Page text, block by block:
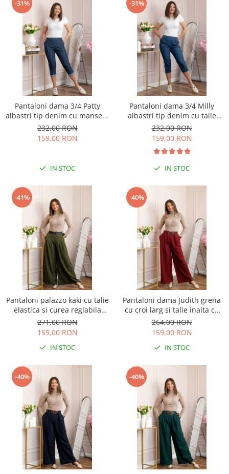
-31%
Pantaloni dama 3/4 Patty
albastri tip denim cu manseta
reglabila si talie elastica
232,00 RON
159,00 RON
IN STOC
-31%
Pantaloni dama 3/4 Milly
albastri tip denim cu talie
elastica si buzunare
232,00 RON
159,00 RON
IN STOC
-41%
Pantaloni palazzo kaki cu talie
elastica si curea reglabila
Savannah
271,00 RON
159,00 RON
IN STOC
-40%
Pantaloni dama Judith grena
cu croi larg si talie inalta cu
curea
264,00 RON
159,00 RON
IN STOC
-40% -40%